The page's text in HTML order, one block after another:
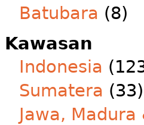
Batubara (8)
Kawasan
Indonesia
Sumatera (33)
Jawa, Madura